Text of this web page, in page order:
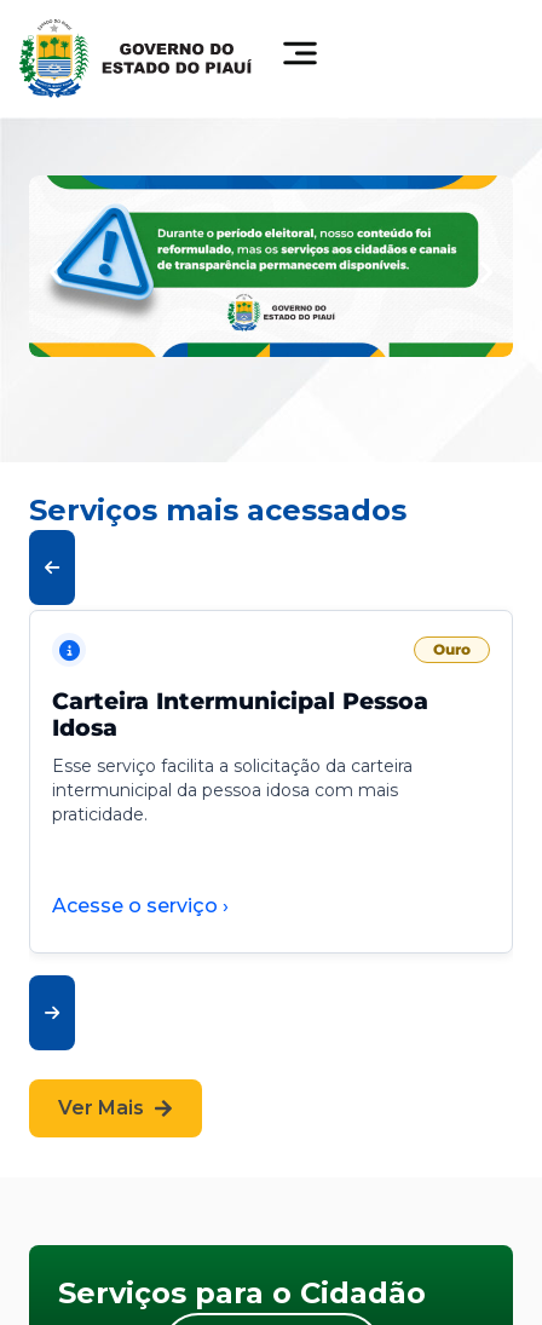
Serviços mais acessados
Ouro
Carteira Intermunicipal Pessoa
Idosa
Esse serviço facilita a solicitação da carteira
intermunicipal da pessoa idosa com mais
praticidade.
Acesse o serviço ›
Ver Mais
Serviços para o Cidadão